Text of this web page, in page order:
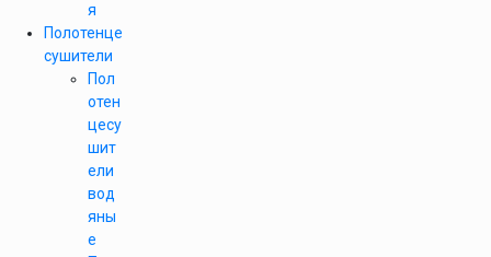
я
Полотенце
сушители
Пол
отен
цесу
шит
ели
вод
яны
е